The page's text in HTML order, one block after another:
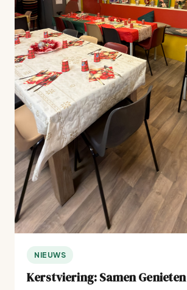
NIEUWS
Kerstviering: Samen Genieten